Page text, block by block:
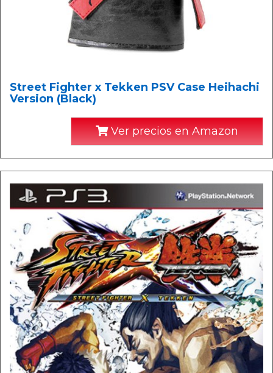
Street Fighter x Tekken PSV Case Heihachi
Version (Black)
Ver precios en Amazon